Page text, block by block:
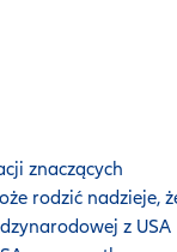
znaczących
rodzić nadzieje,
z USA